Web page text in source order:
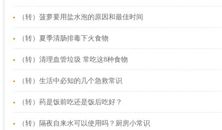
（转）菠萝要用盐水泡的原因和最佳时间
（转）夏季清肠排毒下火食物
（转）清理血管垃圾 常吃这8种食物
（转）生活中必知的几个急救常识
（转）药是饭前吃还是饭后吃好？
（转）隔夜自来水可以使用吗？厨房小常识